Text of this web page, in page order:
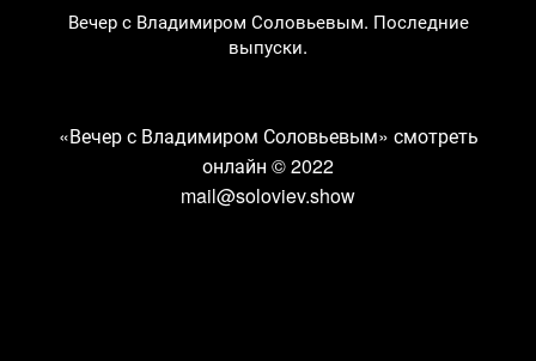
Вечер с Владимиром Соловьевым. Последние
выпуски.
«Вечер с Владимиром Соловьевым» смотреть
онлайн © 2022
mail@soloviev.show